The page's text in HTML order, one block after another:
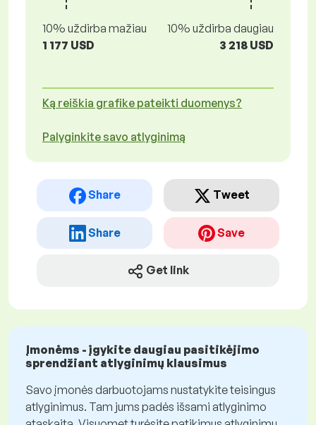
10% uždirba mažiau
1 177 USD
10% uždirba daugiau
3 218 USD
Ką reiškia grafike pateikti duomenys?
Palyginkite savo atlyginimą
Share Tweet
Share Save
Get link
Įmonėms - įgykite daugiau pasitikėjimo
sprendžiant atlyginimų klausimus
Savo įmonės darbuotojams nustatykite teisingus
atlyginimus. Tam jums padės išsami atlyginimo